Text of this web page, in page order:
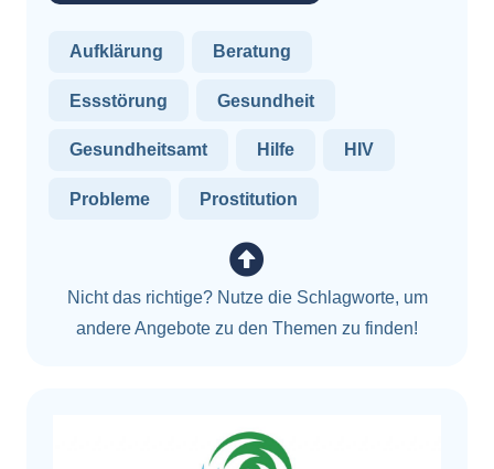
Aufklärung Beratung
Essstörung Gesundheit
Gesundheitsamt Hilfe HIV
Probleme Prostitution
Nicht das richtige? Nutze die Schlagworte, um
andere Angebote zu den Themen zu finden!